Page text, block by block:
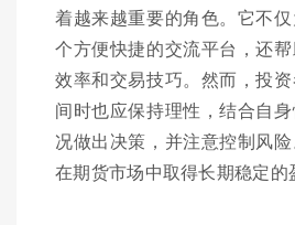
着越来越重要的角色。它不
个方便快捷的交流平台，还
效率和交易技巧。然而，投
间时也应保持理性，结合自
况做出决策，并注意控制风
在期货市场中取得长期稳定的